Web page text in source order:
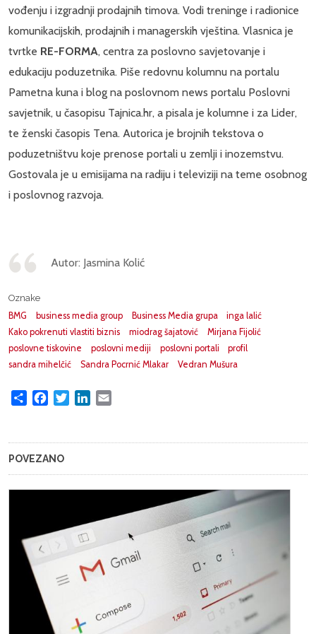
vođenju i izgradnji prodajnih timova. Vodi treninge i radionice
komunikacijskih, prodajnih i managerskih vještina. Vlasnica je
tvrtke RE-FORMA, centra za poslovno savjetovanje i
edukaciju poduzetnika. Piše redovnu kolumnu na portalu
Pametna kuna i blog na poslovnom news portalu Poslovni
savjetnik, u časopisu Tajnica.hr, a pisala je kolumne i za Lider,
te ženski časopis Tena. Autorica je brojnih tekstova o
poduzetništvu koje prenose portali u zemlji i inozemstvu.
Gostovala je u emisijama na radiju i televiziji na teme osobnog
i poslovnog razvoja.
Autor: Jasmina Kolić
Oznake
BMG
business media group Business Media grupa
inga lalić
Kako pokrenuti vlastiti biznis
miodrag šajatović
Mirjana Fijolić
poslovne tiskovine
poslovni mediji poslovni portali
profil
sandra mihelčić
Sandra Pocrnić Mlakar Vedran Mušura
Share FacebookTwitterLinkedIn
POVEZANO